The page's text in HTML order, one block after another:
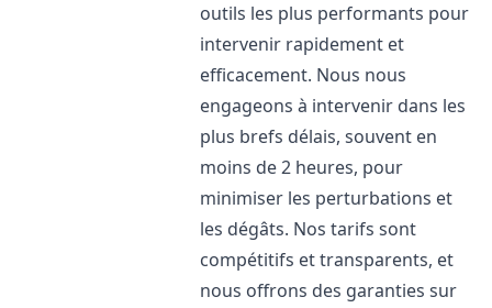
outils les plus performants pour
intervenir rapidement et
efficacement. Nous nous
engageons à intervenir dans les
plus brefs délais, souvent en
moins de 2 heures, pour
minimiser les perturbations et
les dégâts. Nos tarifs sont
compétitifs et transparents, et
nous offrons des garanties sur